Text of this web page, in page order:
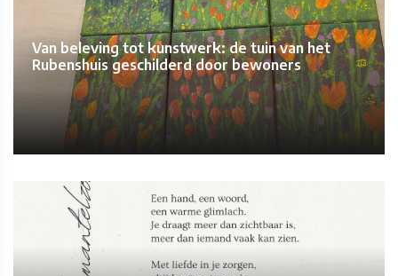
Van beleving tot kunstwerk: de tuin van het
Rubenshuis geschilderd door bewoners